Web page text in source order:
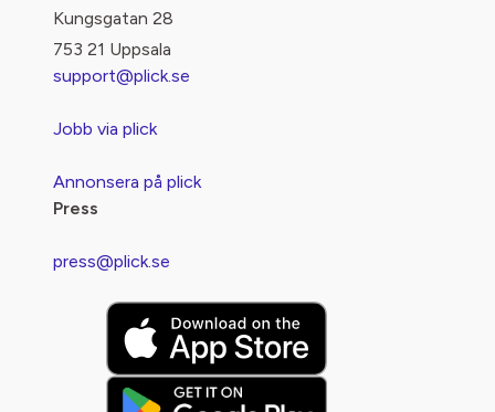
Kungsgatan 28
753 21 Uppsala
support@plick.se
Jobb via plick
Annonsera på plick
Press
press@plick.se